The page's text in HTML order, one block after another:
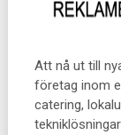
Att nå ut till
företag inom
catering,